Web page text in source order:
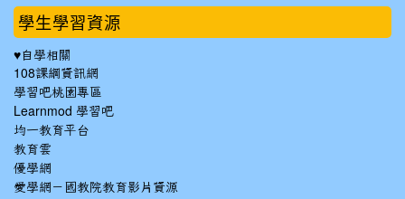
學生學習資源
♥自學相關
108課綱資訊網
學習吧桃園專區
Learnmod 學習吧
均一教育平台
教育雲
優學網
愛學網－國教院教育影片資源